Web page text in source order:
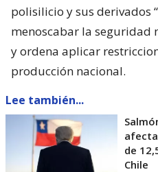
polisilicio y sus derivados
menoscabar la seguridad
y ordena aplicar
producción nacional.
Lee también...
de
Chile